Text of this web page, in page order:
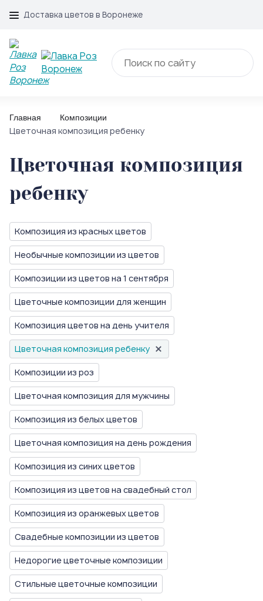
Доставка цветов в Воронеже
Главная Композиции
Цветочная композиция ребенку
Цветочная композиция
ребенку
Композиция из красных цветов
Необычные композиции из цветов
Композиции из цветов на 1 сентября
Цветочные композиции для женщин
Композиция цветов на день учителя
Цветочная композиция ребенку
Композиции из роз
Цветочная композиция для мужчины
Композиция из белых цветов
Цветочная композиция на день рождения
Композиция из синих цветов
Композиция из цветов на свадебный стол
Композиция из оранжевых цветов
Свадебные композиции из цветов
Недорогие цветочные композиции
Стильные цветочные композиции